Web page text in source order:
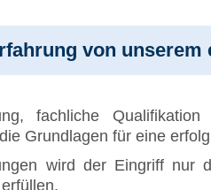
von unserem
fachliche
Grundlagen für eine
wird der Eingriff nur